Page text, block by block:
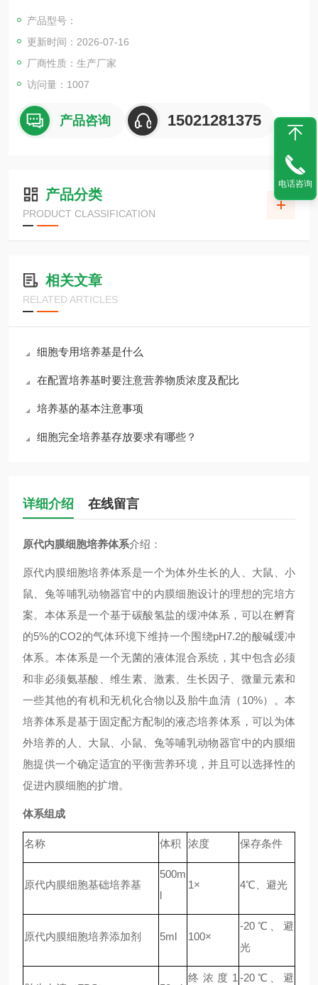
产品型号：
更新时间：2026-07-16
厂商性质：生产厂家
访问量：1007
产品咨询 15021281375
产品分类
PRODUCT CLASSIFICATION
相关文章
RELATED ARTICLES
细胞专用培养基是什么
在配置培养基时要注意营养物质浓度及配比
培养基的基本注意事项
细胞完全培养基存放要求有哪些？
详细介绍 在线留言
原代内膜细胞培养体系介绍：
原代内膜细胞培养体系是一个为体外生长的人、大鼠、小
鼠、兔等哺乳动物器官中的内膜细胞设计的理想的完培方
案。本体系是一个基于碳酸氢盐的缓冲体系，可以在孵育
的5%的CO2的气体环境下维持一个围绕pH7.2的酸碱缓冲
体系。本体系是一个无菌的液体混合系统，其中包含必须
和非必须氨基酸、维生素、激素、生长因子、微量元素和
一些其他的有机和无机化合物以及胎牛血清（10%）。本
培养体系是基于固定配方配制的液态培养体系，可以为体
外培养的人、大鼠、小鼠、兔等哺乳动物器官中的内膜细
胞提供一个确定适宜的平衡营养环境，并且可以选择性的
促进内膜细胞的扩增。
体系组成
名称 体积 浓度 保存条件
原代内膜细胞基础培养基
500m
l
1× 4℃、避光
原代内膜细胞培养添加剂 5ml 100×
-20℃、避
光
终浓度1 -20℃、避
电话咨询